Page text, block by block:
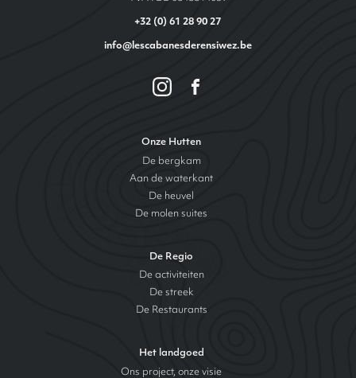
+32 (0) 61 28 90 27
info@lescabanesderensiwez.be
Onze Hutten
De bergkam
Aan de waterkant
De heuvel
De molen suites
De Regio
De activiteiten
De streek
De Restaurants
Het landgoed
Ons project, onze visie